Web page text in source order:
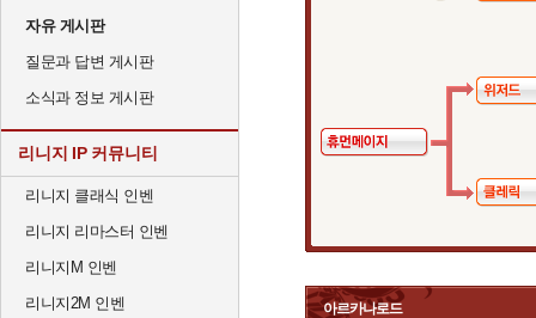
자유 게시판
질문과 답변 게시판
소식과 정보 게시판
리니지 IP 커뮤니티
리니지 클래식 인벤
리니지 리마스터 인벤
리니지M 인벤
리니지2M 인벤
아르카나로드